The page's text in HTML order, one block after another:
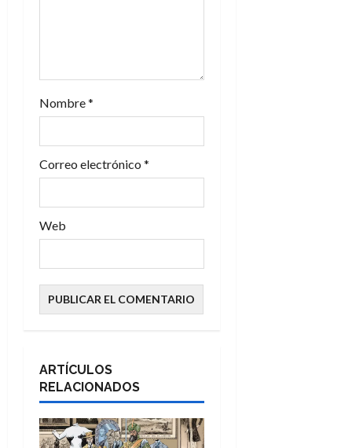
a
d
a
s
Nombre*
Correo electrónico *
Web
ARTÍCULOS
RELACIONADOS